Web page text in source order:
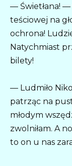
— Świetłana! —
teściowej na
ochrona!
Natychmiast
bilety!
— Ludmiło
patrząc na
młodym
zwolniłam. A
to on u nas